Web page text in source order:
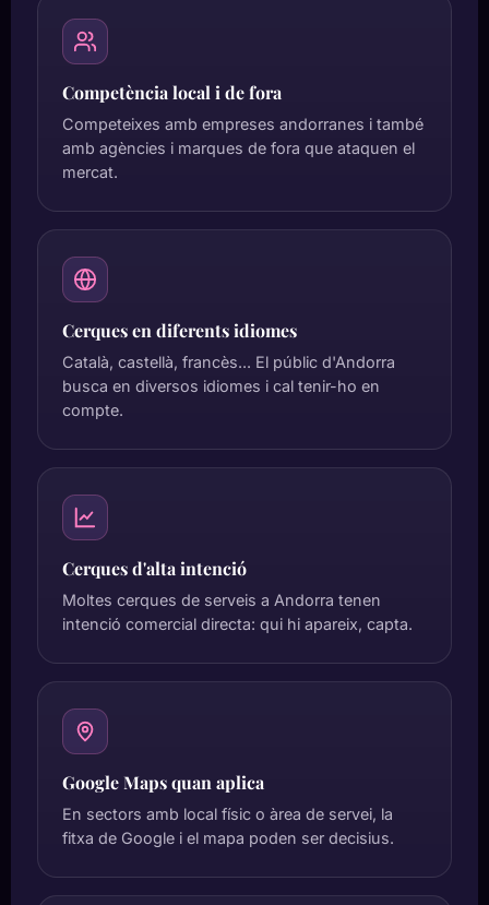
Competència local i de fora
Competeixes amb empreses andorranes i també
amb agències i marques de fora que ataquen el
mercat.
Cerques en diferents idiomes
Català, castellà, francès... El públic d'Andorra
busca en diversos idiomes i cal tenir-ho en
compte.
Cerques d'alta intenció
Moltes cerques de serveis a Andorra tenen
intenció comercial directa: qui hi apareix, capta.
Google Maps quan aplica
En sectors amb local físic o àrea de servei, la
fitxa de Google i el mapa poden ser decisius.